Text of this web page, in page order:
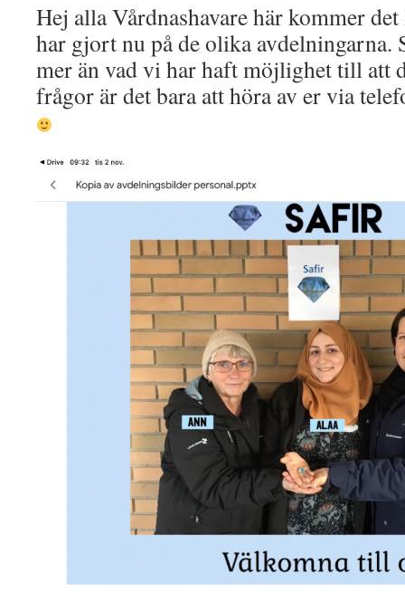
Hej alla Vårdnashavare här kommer
har gjort nu på de olika
mer än vad vi har haft möjlighet till att
frågor är det bara att höra av er via